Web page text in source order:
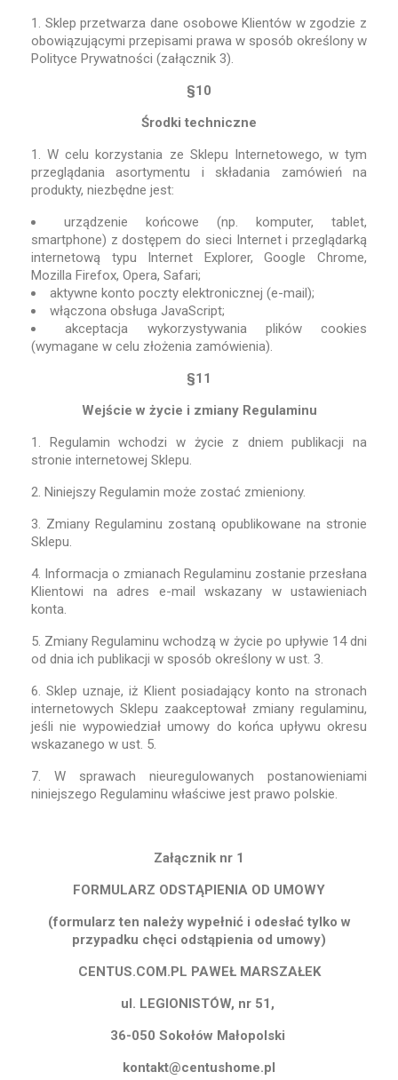
1. Sklep przetwarza dane osobowe Klientów w zgodzie z
obowiązującymi przepisami prawa w sposób określony w
Polityce Prywatności (załącznik 3).
§10
Środki techniczne
1. W celu korzystania ze Sklepu Internetowego, w tym
przeglądania asortymentu i składania zamówień na
produkty, niezbędne jest:
urządzenie końcowe (np. komputer, tablet,
smartphone) z dostępem do sieci Internet i przeglądarką
internetową typu Internet Explorer, Google Chrome,
Mozilla Firefox, Opera, Safari;
aktywne konto poczty elektronicznej (e-mail);
włączona obsługa JavaScript;
akceptacja wykorzystywania plików cookies
(wymagane w celu złożenia zamówienia).
§11
Wejście w życie i zmiany Regulaminu
1. Regulamin wchodzi w życie z dniem publikacji na
stronie internetowej Sklepu.
2. Niniejszy Regulamin może zostać zmieniony.
3. Zmiany Regulaminu zostaną opublikowane na stronie
Sklepu.
4. Informacja o zmianach Regulaminu zostanie przesłana
Klientowi na adres e-mail wskazany w ustawieniach
konta.
5. Zmiany Regulaminu wchodzą w życie po upływie 14 dni
od dnia ich publikacji w sposób określony w ust. 3.
6. Sklep uznaje, iż Klient posiadający konto na stronach
internetowych Sklepu zaakceptował zmiany regulaminu,
jeśli nie wypowiedział umowy do końca upływu okresu
wskazanego w ust. 5.
7. W sprawach nieuregulowanych postanowieniami
niniejszego Regulaminu właściwe jest prawo polskie.
Załącznik nr 1
FORMULARZ ODSTĄPIENIA OD UMOWY
(formularz ten należy wypełnić i odesłać tylko w
przypadku chęci odstąpienia od umowy)
CENTUS.COM.PL PAWEŁ MARSZAŁEK
ul. LEGIONISTÓW, nr 51,
36-050 Sokołów Małopolski
kontakt@centushome.pl